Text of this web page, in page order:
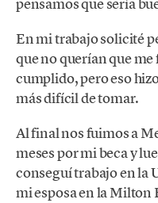
En mi trabajo solicité
que no querían que
cumplido, pero eso
más difícil de tomar.
Al final nos fuimos a
meses por mi beca y
conseguí trabajo en la
mi esposa en la Milton